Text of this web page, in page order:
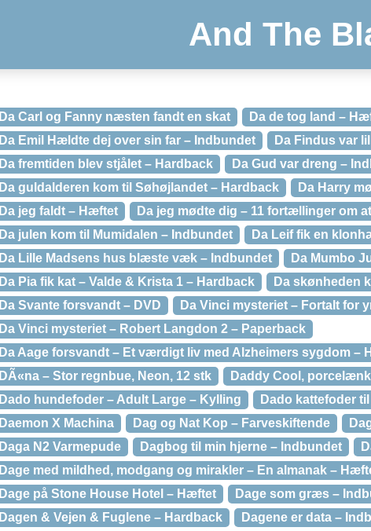
And The
Da Carl og Fanny næsten fandt en skat
Da de tog land –
Da Emil Hældte dej over sin far – Indbundet
Da Findus var
Da fremtiden blev stjålet – Hardback
Da Gud var dreng –
Da guldalderen kom til Søhøjlandet – Hardback
Da Harry
Da jeg faldt – Hæftet
Da jeg mødte dig – 11 fortællinger om
Da julen kom til Mumidalen – Indbundet
Da Leif fik en
Da Lille Madsens hus blæste væk – Indbundet
Da Mumbo
Da Pia fik kat – Valde & Krista 1 – Hardback
Da skønheden
Da Svante forsvandt – DVD
Da Vinci mysteriet – Fortalt for
Da Vinci mysteriet – Robert Langdon 2 – Paperback
Da Aage forsvandt – Et værdigt liv med Alzheimers sygdom –
DÃ«na – Stor regnbue, Neon, 12 stk
Daddy Cool,
Dado hundefoder – Adult Large – Kylling
Dado kattefoder
Daemon X Machina
Dag og Nat Kop – Farveskiftende
Daga N2 Varmepude
Dagbog til min hjerne – Indbundet
Dage med mildhed, modgang og mirakler – En almanak –
Dage på Stone House Hotel – Hæftet
Dage som græs –
Dagen & Vejen & Fuglene – Hardback
Dagene er data –